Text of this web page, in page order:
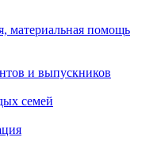
материальная помощь
и выпускников
семей